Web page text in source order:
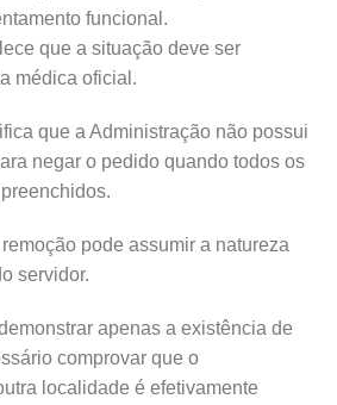
funcional.
que a situação deve ser
médica oficial.
que a Administração não possui
negar o pedido quando todos os
pode assumir a natureza
servidor.
apenas a existência de
comprovar que o
localidade é efetivamente